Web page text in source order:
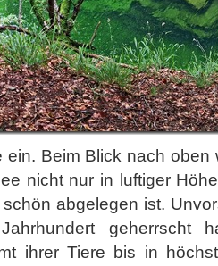
ein. Beim Blick nach oben
nicht nur in luftiger
abgelegen ist.
geherrscht
ihrer Tiere bis in